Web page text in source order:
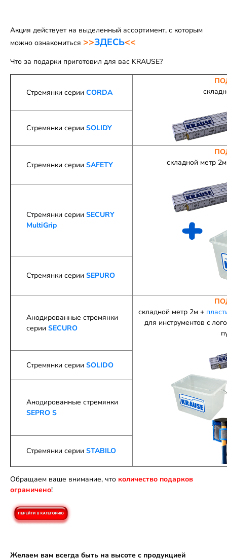
Акция действует на выделенный ассортимент, с которым
можно ознакомиться >>ЗДЕСЬ<<
Что за подарки приготовил для вас KRAUSE?
Стремянки серии CORDA
Стремянки серии SOLIDY
Стремянки серии SAFETY
складной метр
Стремянки серии SECURY
MultiGrip
Стремянки серии SEPURO
Анодированные стремянки
серии SECURO
складной метр 2м +
для инструментов c
Стремянки серии SOLIDO
Анодированные стремянки
SEPRO S
Стремянки серии STABILO
Обращаем ваше внимание, что количество подарков
ограничено!
Желаем вам всегда быть на высоте с продукцией